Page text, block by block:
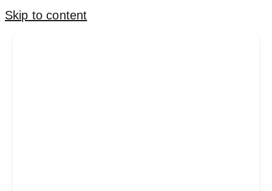
Skip to content